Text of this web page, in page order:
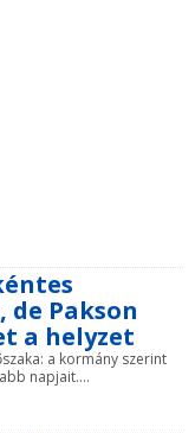
Pakson
a helyzet
a kormány szerint
napjait....